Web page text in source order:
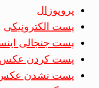
پروپوزال
پست الکترونیکی
پست جنجالی
پست کردن عکس
پست نشدن عکس